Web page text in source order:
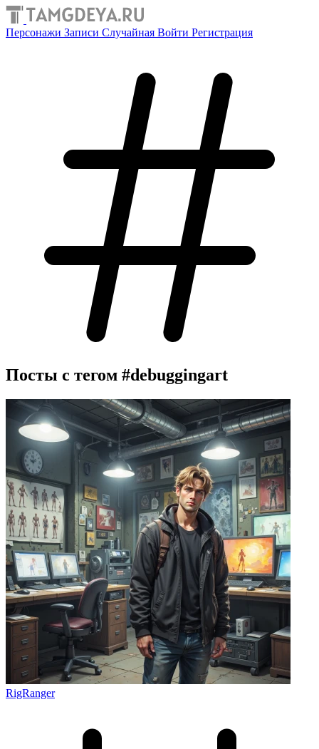
Персонажи Записи Случайная Войти Регистрация
Посты с тегом #debuggingart
RigRanger